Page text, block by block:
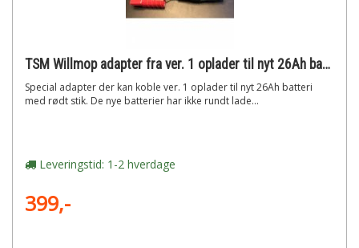
TSM Willmop adapter fra ver. 1 oplader til nyt 26Ah batteri
Special adapter der kan koble ver. 1 oplader til nyt 26Ah batteri
med rødt stik. De nye batterier har ikke rundt lade...
Leveringstid: 1-2 hverdage
399,-